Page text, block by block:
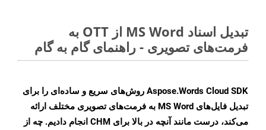
تبدیل اسناد MS Word از OTT به
فرمت‌های تصویری - راهنمای گام به گام
Aspose.Words Cloud SDK روش‌های سریع و ساده‌ای را برای
تبدیل فایل‌های MS Word به فرمت‌های تصویری مختلف ارائه
می‌کند، درست مانند آنچه در بالا برای CHM انجام دادیم. چه از